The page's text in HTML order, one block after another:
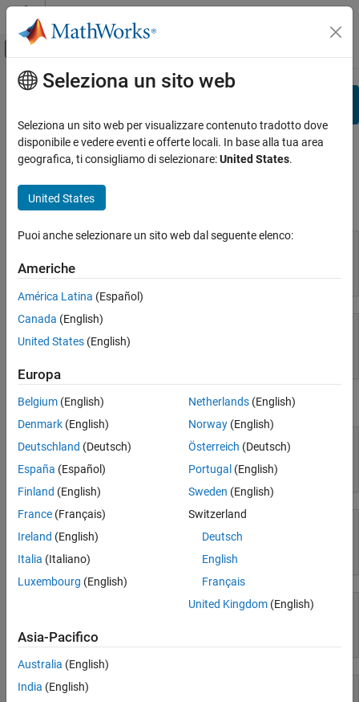
Vai al contenuto
Attiva/disattiva menu di navigazione
Pagina iniziale della documentazione
Visualizza per: Categoria
Elenco dei prodotti
Using MATLAB
MATLAB
Simulink
Simulink Copilot
Physical Modeling
Event-Based Modeling
Parallel Computing
Reporting and Database Access
Systems Engineering
Code Generation
Application Deployment
Verification, Validation, and Test
Teaching and Learning
Applications
Signal Processing
Image Processing and Computer Vision
Test and Measurement
Contenuto principale
Search
Uso di MATLAB
MATLAB
Uso di Simulink
Simulink
Simulink Copilot
Modellazione fisica
Seleziona un sito web
Seleziona un sito web per visualizzare contenuto tradotto dove
disponibile e vedere eventi e offerte locali. In base alla tua area
geografica, ti consigliamo di selezionare:United States.
United States
Puoi anche selezionare un sito web dal seguente elenco:
Americhe
América Latina (Español)
Canada (English)
United States (English)
Europa
Belgium (English)
Denmark (English)
Deutschland (Deutsch)
España (Español)
Finland (English)
France (Français)
Ireland (English)
Italia (Italiano)
Luxembourg (English)
Netherlands(English)
Norway(English)
Österreich (Deutsch)
Portugal (English)
Sweden (English)
Switzerland
Deutsch
English
Français
United Kingdom(English)
Asia-Pacifico
Australia (English)
India (English)